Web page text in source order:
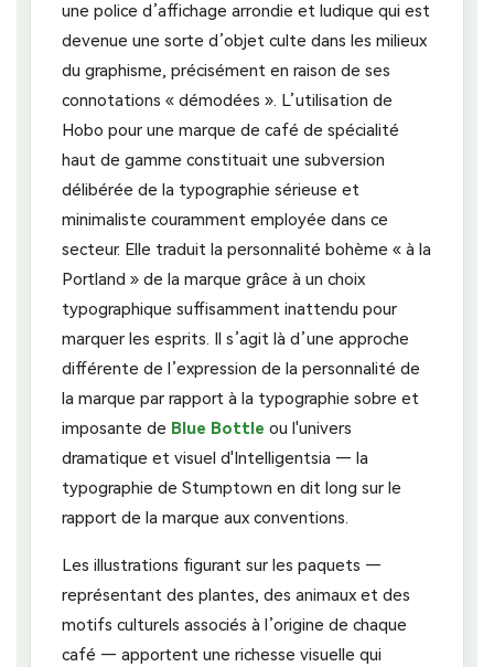
une police d’affichage arrondie et ludique qui est
devenue une sorte d’objet culte dans les milieux
du graphisme, précisément en raison de ses
connotations « démodées ». L’utilisation de
Hobo pour une marque de café de spécialité
haut de gamme constituait une subversion
délibérée de la typographie sérieuse et
minimaliste couramment employée dans ce
secteur. Elle traduit la personnalité bohème « à la
Portland » de la marque grâce à un choix
typographique suffisamment inattendu pour
marquer les esprits. Il s’agit là d’une approche
différente de l’expression de la personnalité de
la marque par rapport à la typographie sobre et
imposante de Blue Bottle ou l'univers
dramatique et visuel d'Intelligentsia — la
typographie de Stumptown en dit long sur le
rapport de la marque aux conventions.
Les illustrations figurant sur les paquets —
représentant des plantes, des animaux et des
motifs culturels associés à l’origine de chaque
café — apportent une richesse visuelle qui